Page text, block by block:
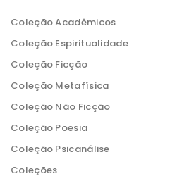
Coleção Acadêmicos
Coleção Espiritualidade
Coleção Ficção
Coleção Metafísica
Coleção Não Ficção
Coleção Poesia
Coleção Psicanálise
Coleções